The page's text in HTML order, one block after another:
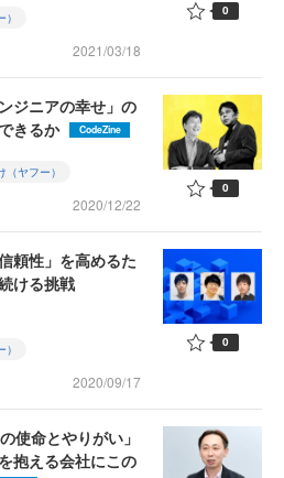
2021/03/18
0
ジニアの幸せ」の
きるか
CodeZine
ヤフー）
2020/12/22
0
頼性」を高めるた
ける挑戦
2020/09/17
0
使命とやりがい」
抱える会社にこの